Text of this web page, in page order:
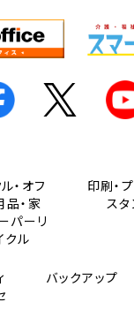
・オフ
品・家
パーリ
クル
印刷・プ
スタ
バックアップ